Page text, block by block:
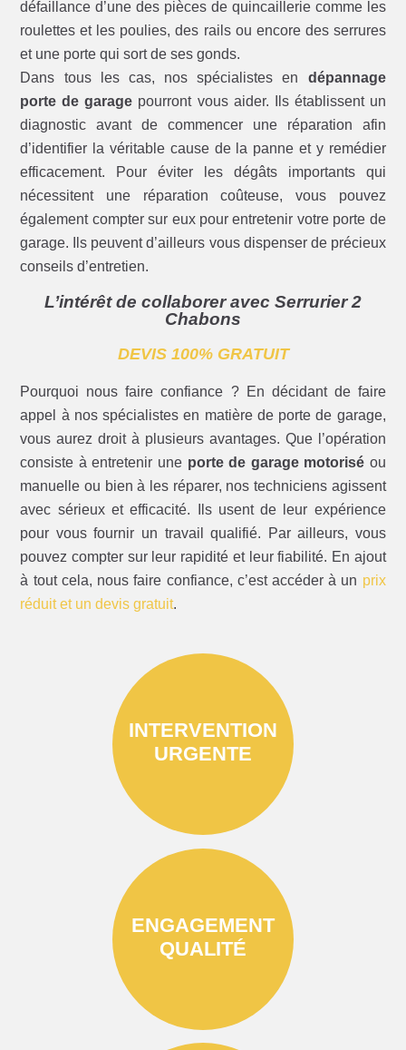
défaillance d’une des pièces de quincaillerie comme les
roulettes et les poulies, des rails ou encore des serrures
et une porte qui sort de ses gonds.
Dans tous les cas, nos spécialistes en dépannage
porte de garage pourront vous aider. Ils établissent un
diagnostic avant de commencer une réparation afin
d’identifier la véritable cause de la panne et y remédier
efficacement. Pour éviter les dégâts importants qui
nécessitent une réparation coûteuse, vous pouvez
également compter sur eux pour entretenir votre porte de
garage. Ils peuvent d’ailleurs vous dispenser de précieux
conseils d’entretien.
L’intérêt de collaborer avec Serrurier 2
Chabons
DEVIS 100% GRATUIT
Pourquoi nous faire confiance ? En décidant de faire
appel à nos spécialistes en matière de porte de garage,
vous aurez droit à plusieurs avantages. Que l’opération
consiste à entretenir une porte de garage motorisé ou
manuelle ou bien à les réparer, nos techniciens agissent
avec sérieux et efficacité. Ils usent de leur expérience
pour vous fournir un travail qualifié. Par ailleurs, vous
pouvez compter sur leur rapidité et leur fiabilité. En ajout
à tout cela, nous faire confiance, c’est accéder à un prix
réduit et un devis gratuit.
INTERVENTION
URGENTE
ENGAGEMENT
QUALITÉ